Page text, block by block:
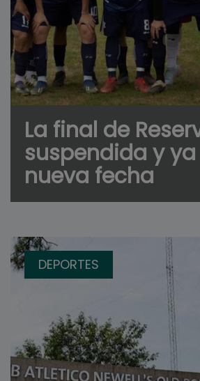
La final de
suspendida y
nueva fecha
DEPORTES